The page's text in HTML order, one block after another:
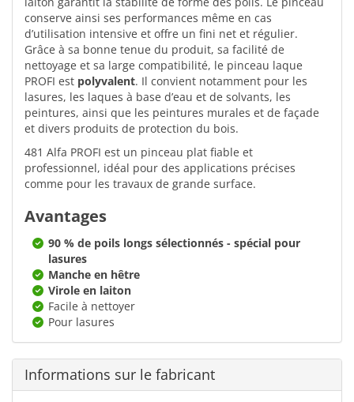
conserve ainsi ses performances même en cas
d’utilisation intensive et offre un fini net et régulier.
Grâce à sa bonne tenue du produit, sa facilité de
nettoyage et sa large compatibilité, le pinceau laque
PROFI est polyvalent. Il convient notamment pour les
lasures, les laques à base d’eau et de solvants, les
peintures, ainsi que les peintures murales et de façade
et divers produits de protection du bois.
481 Alfa PROFI est un pinceau plat fiable et
professionnel, idéal pour des applications précises
comme pour les travaux de grande surface.
Avantages
90 % de poils longs sélectionnés - spécial pour
lasures
Manche en hêtre
Virole en laiton
Facile à nettoyer
Pour lasures
Informations sur le fabricant